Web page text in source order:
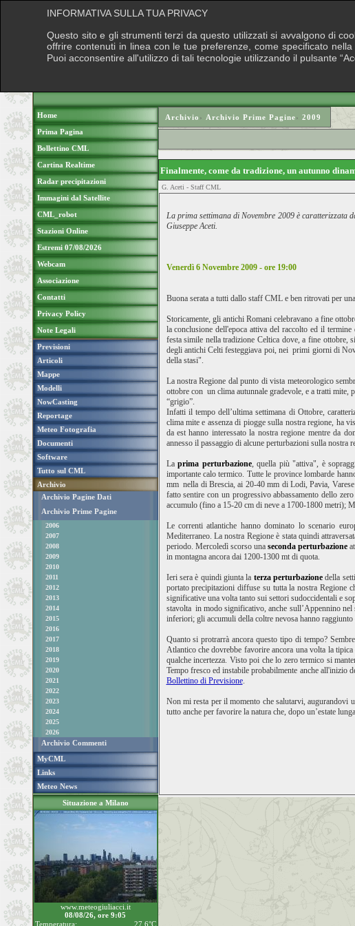
Home
Prima Pagina
Bollettino CML
Cartina Realtime
Radar precipitazioni
Immagini dal Satellite
CML_robot
Stazioni Online
Estremi 07/08/2026
Webcam
Associazione
Contatti
Privacy Policy
Note Legali
Previsioni
Articoli
Mappe
Modelli
NowCasting
Reportage
Meteo Fotografia
Documenti
Software
Tutto sul CML
Archivio
Archivio Pagine Dati
Archivio Prime Pagine
2006
2007
2008
2009
2010
2011
2012
2013
2014
2015
2016
2017
2018
2019
2020
2021
2022
2023
2024
2025
2026
Archivio Commenti
MyCML
Links
Meteo News
Situazione a Milano
www.meteogiuliacci.it
08/08/26, ore 9:05
Temperatura:
27.6°C
Archivio › Archivio Prime Pagine› 2009
Finalmente, come da tradizione, un autunno
G. Aceti - Staff CML
La prima settimana di Novembre 2009 è caratterizzata
Giuseppe Aceti.
Venerdì 6 Novembre 2009 - ore 19:00
Buona serata a tutti dallo staff CML e ben ritrovati per
Storicamente, gli antichi Romani celebravano a fine
la conclusione dell'epoca attiva del raccolto ed il
festa simile nella tradizione Celtica dove, a fine ottobre,
degli antichi Celti festeggiava poi, nei primi giorni di
della stasi".
La nostra Regione dal punto di vista meteorologico
ottobre con un clima autunnale gradevole, e a tratti
“grigio”.
Infatti il tempo dell’ultima settimana di Ottobre,
clima mite e assenza di piogge sulla nostra regione, ha
da est hanno interessato la nostra regione mentre da
annesso il passaggio di alcune perturbazioni sulla nostra
Laprima perturbazione, quella più "attiva", è
importante calo termico. Tutte le province lombarde
mm nella di Brescia, ai 20-40 mm di Lodi, Pavia,
fatto sentire con un progressivo abbassamento dello
accumulo (fino a 15-20 cm di neve a 1700-1800 metri);
Le correnti atlantiche hanno dominato lo scenario
Mediterraneo. La nostra Regione è stata quindi
periodo. Mercoledì scorso una seconda perturbazione
in montagna ancora dai 1200-1300 mt di quota.
Ieri sera è quindi giunta la terza perturbazione della
portato precipitazioni diffuse su tutta la nostra Regione
significative una volta tanto sui settori sudoccidentali e
stavolta in modo significativo, anche sull’Appennino nel
inferiori; gli accumuli della coltre nevosa hanno
Quanto si protrarrà ancora questo tipo di tempo?
Atlantico che dovrebbe favorire ancora una volta la
qualche incertezza. Visto poi che lo zero termico si
Tempo fresco ed instabile probabilmente anche all'inizio
Bollettino di Previsione.
Non mi resta per il momento che salutarvi, augurandovi
tutto anche per favorire la natura che, dopo un’estate
INFORMATIVA SULLA TUA PRIVACY
Questo sito e gli strumenti terzi da questo utilizzati si avvalgono di
offrire contenuti in linea con le tue preferenze, come specificato nella
Puoi acconsentire all'utilizzo di tali tecnologie utilizzando il pulsante